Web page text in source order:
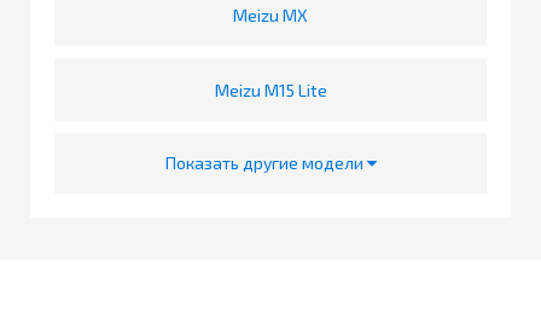
Meizu MX
Meizu M15 Lite
Показать другие модели